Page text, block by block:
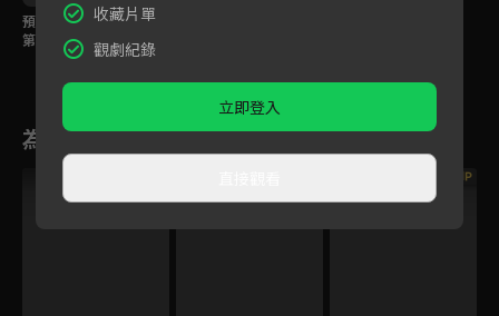
預告：職場小白穿越成
第一女殺手，與行刺對
象陷入愛恨糾葛！
為您推薦
VIP
收藏片單
觀劇紀錄
立即登入